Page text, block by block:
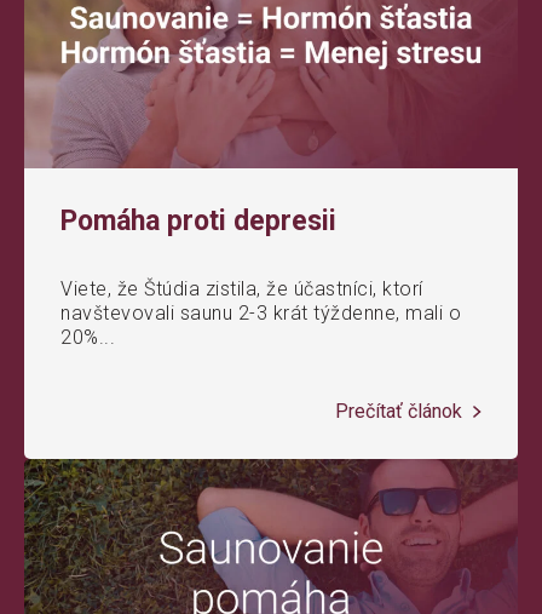
Pomáha proti depresii
Viete, že Štúdia zistila, že účastníci, ktorí
navštevovali saunu 2-3 krát týždenne, mali o
20%...
Prečítať článok